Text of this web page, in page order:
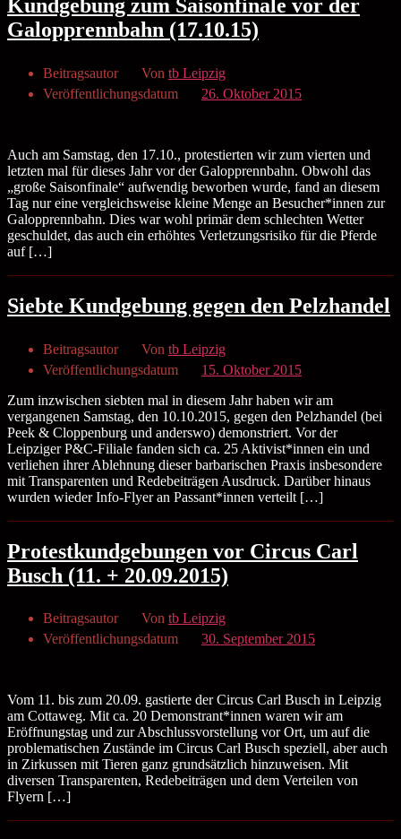
Kundgebung zum Saisonfinale vor der
Galopprennbahn (17.10.15)
Beitragsautor Von tb Leipzig
Veröffentlichungsdatum
26. Oktober 2015
Auch am Samstag, den 17.10., protestierten wir zum vierten und
letzten mal für dieses Jahr vor der Galopprennbahn. Obwohl das
„große Saisonfinale“ aufwendig beworben wurde, fand an diesem
Tag nur eine vergleichsweise kleine Menge an Besucher*innen zur
Galopprennbahn. Dies war wohl primär dem schlechten Wetter
geschuldet, das auch ein erhöhtes Verletzungsrisiko für die Pferde
auf […]
Siebte Kundgebung gegen den Pelzhandel
Beitragsautor Von tb Leipzig
Veröffentlichungsdatum
15. Oktober 2015
Zum inzwischen siebten mal in diesem Jahr haben wir am
vergangenen Samstag, den 10.10.2015, gegen den Pelzhandel (bei
Peek & Cloppenburg und anderswo) demonstriert. Vor der
Leipziger P&C-Filiale fanden sich ca. 25 Aktivist*innen ein und
verliehen ihrer Ablehnung dieser barbarischen Praxis insbesondere
mit Transparenten und Redebeiträgen Ausdruck. Darüber hinaus
wurden wieder Info-Flyer an Passant*innen verteilt […]
Protestkundgebungen vor Circus Carl
Busch (11. + 20.09.2015)
Beitragsautor Von tb Leipzig
Veröffentlichungsdatum
30. September 2015
Vom 11. bis zum 20.09. gastierte der Circus Carl Busch in Leipzig
am Cottaweg. Mit ca. 20 Demonstrant*innen waren wir am
Eröffnungstag und zur Abschlussvorstellung vor Ort, um auf die
problematischen Zustände im Circus Carl Busch speziell, aber auch
in Zirkussen mit Tieren ganz grundsätzlich hinzuweisen. Mit
diversen Transparenten, Redebeiträgen und dem Verteilen von
Flyern […]